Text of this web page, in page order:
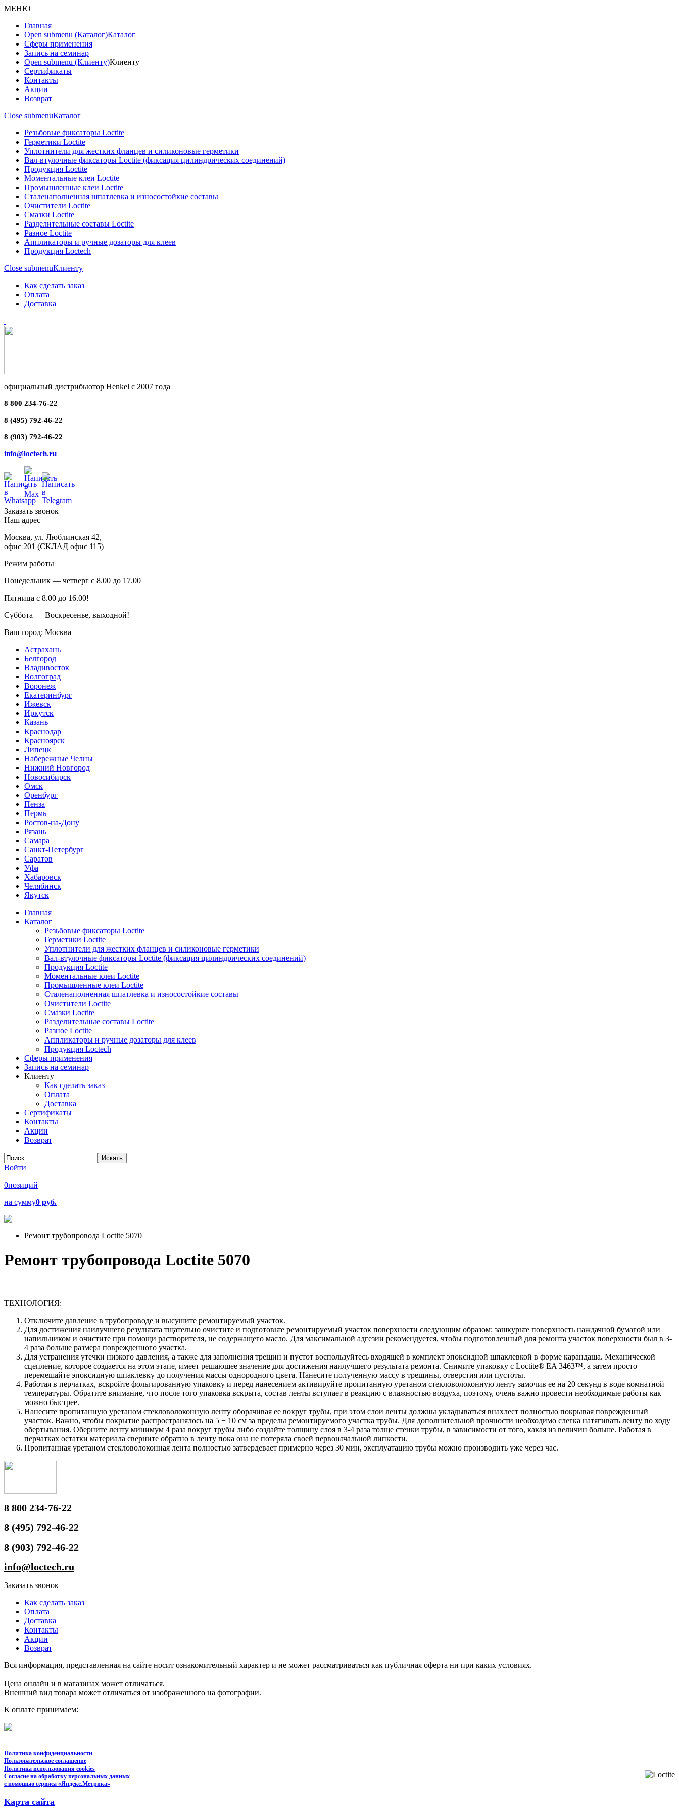
МЕНЮ
Главная
Open submenu (Каталог)Каталог
Сферы применения
Запись на семинар
Open submenu (Клиенту)Клиенту
Сертификаты
Контакты
Акции
Возврат
Close submenuКаталог
Резьбовые фиксаторы Loctite
Герметики Loctite
Уплотнители для жестких фланцев и силиконовые герметики
Вал-втулочные фиксаторы Loctite (фиксация цилиндрических соединений)
Продукция Loctite
Моментальные клеи Loctite
Промышленные клеи Loctite
Сталенаполненная шпатлевка и износостойкие составы
Очистители Loctite
Смазки Loctite
Разделительные составы Loctite
Разное Loctite
Аппликаторы и ручные дозаторы для клеев
Продукция Loctech
Close submenuКлиенту
Как сделать заказ
Оплата
Доставка
официальный дистрибьютор Henkel с 2007 года
8 800 234-76-22
8 (495) 792-46-22
8 (903) 792-46-22
info@loctech.ru
Заказать звонок
Наш адрес
Москва, ул. Люблинская 42,
офис 201 (СКЛАД офис 115)
Режим работы
Понедельник — четверг с 8.00 до 17.00
Пятница с 8.00 до 16.00!
Суббота — Воскресенье, выходной!
Ваш город: Москва
Астрахань
Белгород
Владивосток
Волгоград
Воронеж
Екатеринбург
Ижевск
Иркутск
Казань
Краснодар
Красноярск
Липецк
Набережные Челны
Нижний Новгород
Новосибирск
Омск
Оренбург
Пенза
Пермь
Ростов-на-Дону
Рязань
Самара
Санкт-Петербург
Саратов
Уфа
Хабаровск
Челябинск
Якутск
Главная
Каталог
Резьбовые фиксаторы Loctite
Герметики Loctite
Уплотнители для жестких фланцев и силиконовые герметики
Вал-втулочные фиксаторы Loctite (фиксация цилиндрических соединений)
Продукция Loctite
Моментальные клеи Loctite
Промышленные клеи Loctite
Сталенаполненная шпатлевка и износостойкие составы
Очистители Loctite
Смазки Loctite
Разделительные составы Loctite
Разное Loctite
Аппликаторы и ручные дозаторы для клеев
Продукция Loctech
Сферы применения
Запись на семинар
Клиенту
Как сделать заказ
Оплата
Доставка
Сертификаты
Контакты
Акции
Возврат
Войти
0позиций
на сумму0 руб.
Ремонт трубопровода Loctite 5070
Ремонт трубопровода Loctite 5070
ТЕХНОЛОГИЯ:
Отключите давление в трубопроводе и высушите ремонтируемый участок.
Для достижения наилучшего результата тщательно очистите и подготовьте ремонтируемый участок поверхности следующим образом: зашкурьте поверхность наждачной бумагой или
напильником и очистите при помощи растворителя, не содержащего масло. Для максимальной адгезии рекомендуется, чтобы подготовленный для ремонта участок поверхности был в 3-
4 раза больше размера поврежденного участка.
Для устранения утечки низкого давления, а также для заполнения трещин и пустот воспользуйтесь входящей в комплект эпоксидной шпаклевкой в форме карандаша. Механической
сцепление, которое создается на этом этапе, имеет решающее значение для достижения наилучшего результата ремонта. Снимите упаковку с Loctite® EA 3463™, а затем просто
перемешайте эпоксидную шпаклевку до получения массы однородного цвета. Нанесите полученную массу в трещины, отверстия или пустоты.
Работая в перчатках, вскройте фольгированную упаковку и перед нанесением активируйте пропитанную уретаном стекловолоконную ленту замочив ее на 20 секунд в воде комнатной
температуры. Обратите внимание, что после того упаковка вскрыта, состав ленты вступает в реакцию с влажностью воздуха, поэтому, очень важно провести необходимые работы как
можно быстрее.
Нанесите пропитанную уретаном стекловолоконную ленту оборачивая ее вокруг трубы, при этом слои ленты должны укладываться внахлест полностью покрывая поврежденный
участок. Важно, чтобы покрытие распространялось на 5 − 10 см за пределы ремонтируемого участка трубы. Для дополнительной прочности необходимо слегка натягивать ленту по ходу
обертывания. Оберните ленту минимум 4 раза вокруг трубы либо создайте толщину слоя в 3-4 раза толще стенки трубы, в зависимости от того, какая из величин больше. Работая в
перчатках остатки материала сверните обратно в ленту пока она не потеряла своей первоначальной липкости.
Пропитанная уретаном стекловолоконная лента полностью затвердевает примерно через 30 мин, эксплуатацию трубы можно производить уже через час.
8 800 234-76-22
8 (495) 792-46-22
8 (903) 792-46-22
info@loctech.ru
Заказать звонок
Как сделать заказ
Оплата
Доставка
Контакты
Акции
Возврат
Вся информация, представленная на сайте носит ознакомительный характер и не может рассматриваться как публичная оферта ни при каких условиях.
Цена онлайн и в магазинах может отличаться.
Внешний вид товара может отличаться от изображенного на фотографии.
К оплате принимаем:
Политика конфиденциальности
Пользовательское соглашение
Политика использования cookies
Согласие на обработку персональных данных
с помощью сервиса «Яндекс.Метрика»
Карта сайта